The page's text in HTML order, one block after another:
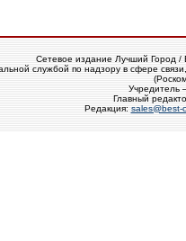
Сетевое издание Лучший Город /
службой по надзору в сфере
Главный
Редакция: sales@best-